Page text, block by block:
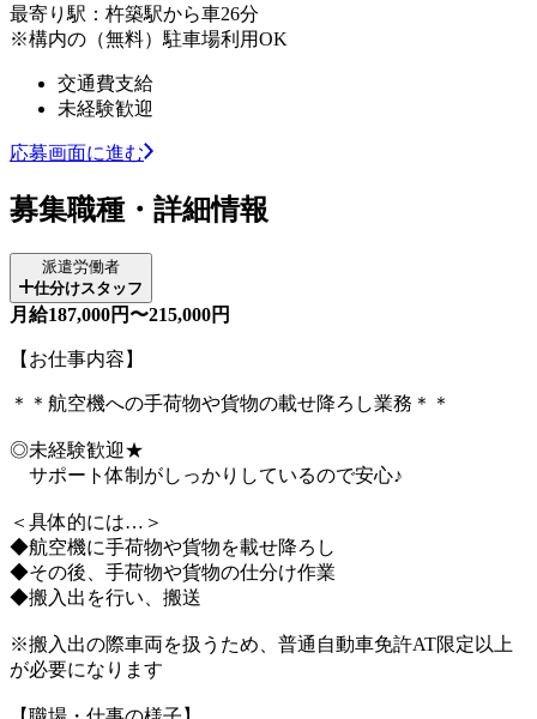
最寄り駅：杵築駅から車26分
※構内の（無料）駐車場利用OK
交通費支給
未経験歓迎
応募画面に進む
募集職種・詳細情報
派遣労働者
仕分けスタッフ
月給187,000円〜215,000円
【お仕事内容】
＊＊航空機への手荷物や貨物の載せ降ろし業務＊＊
◎未経験歓迎★
サポート体制がしっかりしているので安心♪
＜具体的には…＞
◆航空機に手荷物や貨物を載せ降ろし
◆その後、手荷物や貨物の仕分け作業
◆搬入出を行い、搬送
※搬入出の際車両を扱うため、普通自動車免許AT限定以上
が必要になります